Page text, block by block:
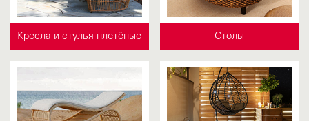
Кресла и стулья плетёные Столы